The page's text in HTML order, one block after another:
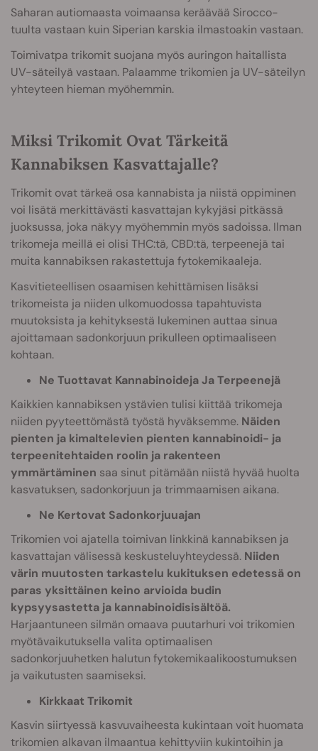
Saharan autiomaasta voimaansa keräävää Sirocco-
tuulta vastaan kuin Siperian karskia ilmastoakin vastaan.
Toimivatpa trikomit suojana myös auringon haitallista
UV-säteilyä vastaan. Palaamme trikomien ja UV-säteilyn
yhteyteen hieman myöhemmin.
Miksi Trikomit Ovat Tärkeitä
Kannabiksen Kasvattajalle?
Trikomit ovat tärkeä osa kannabista ja niistä oppiminen
voi lisätä merkittävästi kasvattajan kykyjäsi pitkässä
juoksussa, joka näkyy myöhemmin myös sadoissa. Ilman
trikomeja meillä ei olisi THC:tä, CBD:tä, terpeenejä tai
muita kannabiksen rakastettuja fytokemikaaleja.
Kasvitieteellisen osaamisen kehittämisen lisäksi
trikomeista ja niiden ulkomuodossa tapahtuvista
muutoksista ja kehityksestä lukeminen auttaa sinua
ajoittamaan sadonkorjuun prikulleen optimaaliseen
kohtaan.
Ne Tuottavat Kannabinoideja Ja Terpeenejä
Kaikkien kannabiksen ystävien tulisi kiittää trikomeja
niiden pyyteettömästä työstä hyväksemme. Näiden
pienten ja kimaltelevien pienten kannabinoidi- ja
terpeenitehtaiden roolin ja rakenteen
ymmärtäminen saa sinut pitämään niistä hyvää huolta
kasvatuksen, sadonkorjuun ja trimmaamisen aikana.
Ne Kertovat Sadonkorjuuajan
Trikomien voi ajatella toimivan linkkinä kannabiksen ja
kasvattajan välisessä keskusteluyhteydessä. Niiden
värin muutosten tarkastelu kukituksen edetessä on
paras yksittäinen keino arvioida budin
kypsyysastetta ja kannabinoidisisältöä.
Harjaantuneen silmän omaava puutarhuri voi trikomien
myötävaikutuksella valita optimaalisen
sadonkorjuuhetken halutun fytokemikaalikoostumuksen
ja vaikutusten saamiseksi.
Kirkkaat Trikomit
Kasvin siirtyessä kasvuvaiheesta kukintaan voit huomata
trikomien alkavan ilmaantua kehittyviin kukintoihin ja